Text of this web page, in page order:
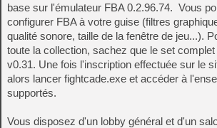
base sur l'émulateur FBA 0.2.96.74. Vous
configurer FBA à votre guise (filtres
qualité sonore, taille de la fenêtre de jeu...).
toute la collection, sachez que le set
v0.31. Une fois l'inscription effectuée sur le
alors lancer fightcade.exe et accéder à
supportés.
Vous disposez d'un lobby général et d'un